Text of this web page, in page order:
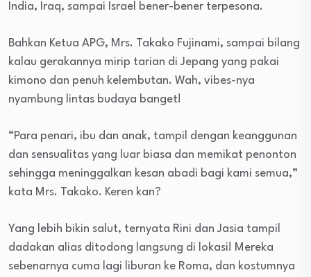
India, Iraq, sampai Israel bener-bener terpesona.
Bahkan Ketua APG, Mrs. Takako Fujinami, sampai bilang
kalau gerakannya mirip tarian di Jepang yang pakai
kimono dan penuh kelembutan. Wah, vibes-nya
nyambung lintas budaya banget!
“Para penari, ibu dan anak, tampil dengan keanggunan
dan sensualitas yang luar biasa dan memikat penonton
sehingga meninggalkan kesan abadi bagi kami semua,”
kata Mrs. Takako. Keren kan?
Yang lebih bikin salut, ternyata Rini dan Jasia tampil
dadakan alias ditodong langsung di lokasi! Mereka
sebenarnya cuma lagi liburan ke Roma, dan kostumnya